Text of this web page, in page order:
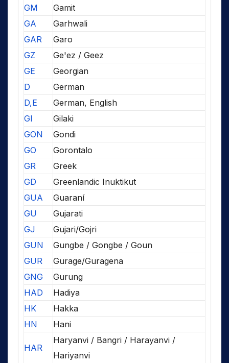
GM
Gamit
GA
Garhwali
GAR
Garo
GZ
Ge'ez / Geez
GE
Georgian
D
German
D,E
German, English
GI
Gilaki
GON
Gondi
GO
Gorontalo
GR
Greek
GD
Greenlandic Inuktikut
GUA
Guaraní
GU
Gujarati
GJ
Gujari/Gojri
GUN
Gungbe / Gongbe / Goun
GUR
Gurage/Guragena
GNG
Gurung
HAD
Hadiya
HK
Hakka
HN
Hani
HAR
Haryanvi / Bangri / Harayanvi /
Hariyanvi